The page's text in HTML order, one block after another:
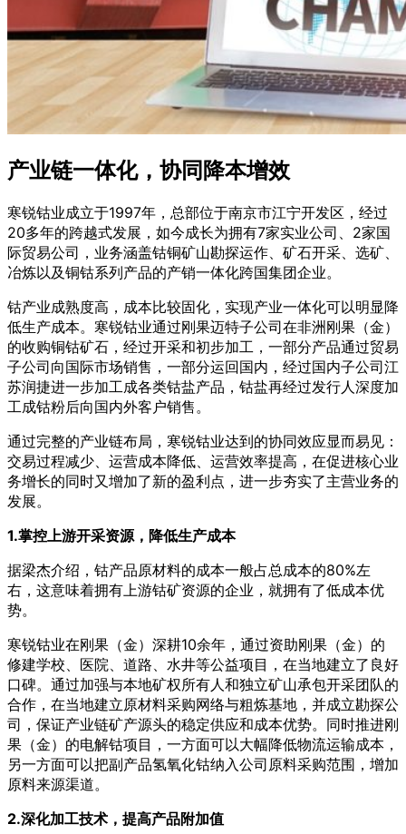
产业链一体化，协同降本增效
寒锐钴业成立于1997年，总部位于南京市江宁开发区，经过
20多年的跨越式发展，如今成长为拥有7家实业公司、2家国
际贸易公司，业务涵盖钴铜矿山勘探运作、矿石开采、选矿、
冶炼以及铜钴系列产品的产销一体化跨国集团企业。
钴产业成熟度高，成本比较固化，实现产业一体化可以明显降
低生产成本。寒锐钴业通过刚果迈特子公司在非洲刚果（金）
的收购铜钴矿石，经过开采和初步加工，一部分产品通过贸易
子公司向国际市场销售，一部分运回国内，经过国内子公司江
苏润捷进一步加工成各类钴盐产品，钴盐再经过发行人深度加
工成钴粉后向国内外客户销售。
通过完整的产业链布局，寒锐钴业达到的协同效应显而易见：
交易过程减少、运营成本降低、运营效率提高，在促进核心业
务增长的同时又增加了新的盈利点，进一步夯实了主营业务的
发展。
1.掌控上游开采资源，降低生产成本
据梁杰介绍，钴产品原材料的成本一般占总成本的80%左
右，这意味着拥有上游钴矿资源的企业，就拥有了低成本优
势。
寒锐钴业在刚果（金）深耕10余年，通过资助刚果（金）的
修建学校、医院、道路、水井等公益项目，在当地建立了良好
口碑。通过加强与本地矿权所有人和独立矿山承包开采团队的
合作，在当地建立原材料采购网络与粗炼基地，并成立勘探公
司，保证产业链矿产源头的稳定供应和成本优势。同时推进刚
果（金）的电解钴项目，一方面可以大幅降低物流运输成本，
另一方面可以把副产品氢氧化钴纳入公司原料采购范围，增加
原料来源渠道。
2.深化加工技术，提高产品附加值